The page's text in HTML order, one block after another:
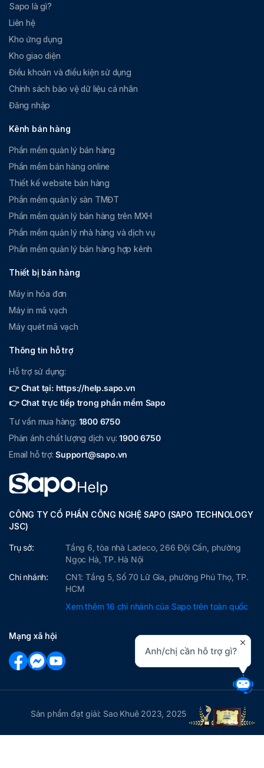
Sapo là gì?
Liên hệ
Kho ứng dụng
Kho giao diện
Điều khoản và điều kiện sử dụng
Chính sách bảo vệ dữ liệu cá nhân
Đăng nhập
Kênh bán hàng
Phần mềm quản lý bán hàng
Phần mềm bán hàng online
Thiết kế website bán hàng
Phần mềm quản lý sàn TMĐT
Phần mềm quản lý bán hàng trên MXH
Phần mềm quản lý nhà hàng và dịch vụ
Phần mềm quản lý bán hàng hợp kênh
Thiết bị bán hàng
Máy in hóa đơn
Máy in mã vạch
Máy quét mã vạch
Thông tin hỗ trợ
Hỗ trợ sử dụng:
👉 Chat tại: https://help.sapo.vn
👉 Chat trực tiếp trong phần mềm Sapo
Tư vấn mua hàng: 1800 6750
Phản ánh chất lượng dịch vụ:1900 6750
Email hỗ trợ:Support@sapo.vn
CÔNG TY CỔ PHẦN CÔNG NGHỆ SAPO (SAPO TECHNOLOGY
JSC)
Trụ sở:
Tầng 6, tòa nhà Ladeco, 266 Đội Cấn, phường
Ngọc Hà, TP. Hà Nội
Chi nhánh:
CN1: Tầng 5, Số 70 Lữ Gia, phường Phú Thọ, TP.
HCM
Xem thêm 16 chi nhánh của Sapo trên toàn quốc
Mạng xã hội
Sản phẩm đạt giải: Sao Khuê 2023, 2025